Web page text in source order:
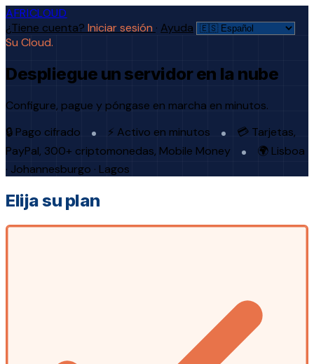
AFRICLOUD
¿Tiene cuenta? Iniciar sesión · Ayuda
Su Cloud.
Despliegue un servidor en la nube
Configure, pague y póngase en marcha en minutos.
🔒 Pago cifrado
⚡ Activo en minutos
💳 Tarjetas,
PayPal, 300+ criptomonedas, Mobile Money
🌍 Lisboa
· Johannesburgo · Lagos
Elija su plan